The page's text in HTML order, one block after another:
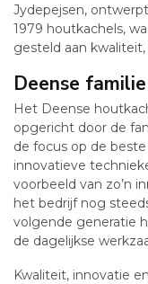
Jydepejsen,
1979 houtkachels,
gesteld aan
Deense
Het Deense
opgericht door de
de focus op de
innovatieve
voorbeeld van zo’n
het bedrijf nog
volgende generatie
de dagelijkse
Kwaliteit, innovatie